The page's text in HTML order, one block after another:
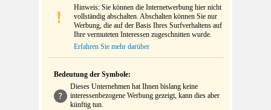
Hinweis: Sie können die Internetwerbung hier nicht
vollständig abschalten. Abschalten können Sie nur
Werbung, die auf der Basis Ihres Surfverhaltens auf
Ihre vermuteten Interessen zugeschnitten wurde.
Erfahren Sie mehr darüber
Bedeutung der Symbole:
Dieses Unternehmen hat Ihnen bislang keine
interessenbezogene Werbung gezeigt, kann dies aber
künftig tun.